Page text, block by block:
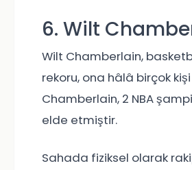
6. Wilt
Wilt Chamberlain,
rekoru, ona hâlâ birçok
Chamberlain, 2 NBA
elde etmiştir.
Sahada fiziksel olarak